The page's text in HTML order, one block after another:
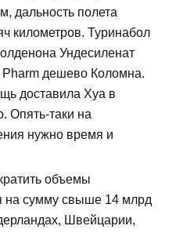
дальность полета
километров. Туринабол
Ундесиленат
Pharm дешево Коломна.
доставила Хуа в
Опять-таки на
нужно время и
объемы
на сумму свыше 14 млрд
Швейцарии,